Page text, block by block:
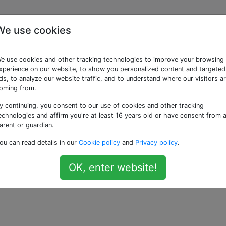
flexible "digitale" Schaltungen, mit denen Sie eine
aufbauen können.
ich habe mich gefragt, ob es FPGAs oder andere
auch analoge Komponenten wie Verstärker oder A /
Komponenten zur Verfügung stellen.
use cookies
use cookies and other tracking technologies to improve your browsing
on our website, to show you personalized content and targeted
to analyze our website traffic, and to understand where our visitors
from.
continuing, you consent to our use of cookies and other tracking
and affirm you're at least 16 years old or have consent from a
or guardian.
can read details in our Cookie policy and Privacy policy.
OK, enter website!